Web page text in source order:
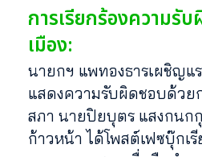
การเรียกร้องความรั
เมือง:
นายกฯ แพทองธารเผชิญแ
แสดงความรับผิดชอบด้วย
สภา นายปิยบุตร แสงกนก
ก้าวหน้า ได้โพสต์เฟซบุ๊กเ